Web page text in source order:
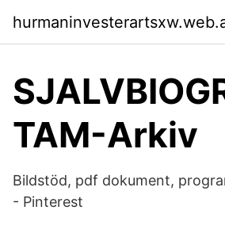
TAM-Arkiv
Bildstöd, pdf dokument,
- Pinterest